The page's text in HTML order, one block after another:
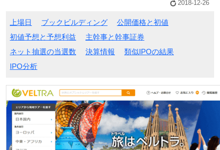
2018-12-26
上場日 ブックビルディング
公開価格と初値
初値予想と予想利益
主幹事と幹事証券
ネット抽選の当選数
決算情報
類似IPOの結果
IPO分析